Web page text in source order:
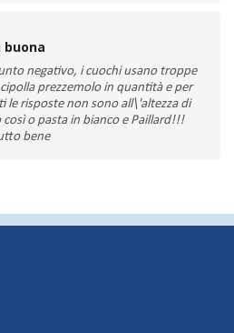
negativo, i cuochi usano troppe
prezzemolo in quantità e per
le risposte non sono all\'altezza di
così o pasta in bianco e Paillard!!!
bene